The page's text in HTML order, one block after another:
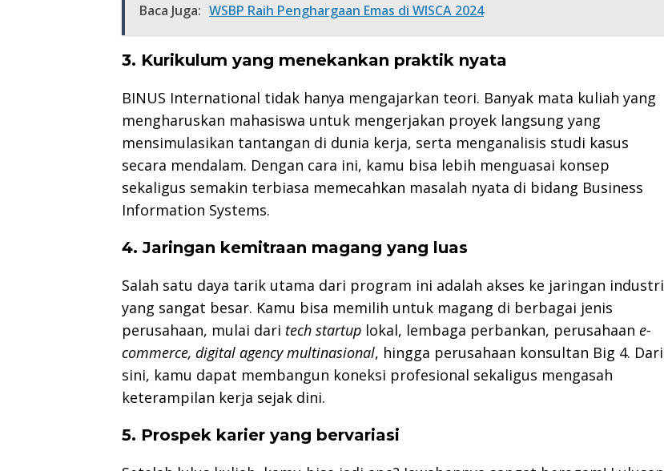
Baca Juga: WSBP Raih Penghargaan Emas di WISCA 2024
3. Kurikulum yang menekankan praktik nyata
BINUS International tidak hanya mengajarkan teori. Banyak mata kuliah yang
mengharuskan mahasiswa untuk mengerjakan proyek langsung yang
mensimulasikan tantangan di dunia kerja, serta menganalisis studi kasus
secara mendalam. Dengan cara ini, kamu bisa lebih menguasai konsep
sekaligus semakin terbiasa memecahkan masalah nyata di bidang Business
Information Systems.
4. Jaringan kemitraan magang yang luas
Salah satu daya tarik utama dari program ini adalah akses ke jaringan industri
yang sangat besar. Kamu bisa memilih untuk magang di berbagai jenis
perusahaan, mulai dari tech startup lokal, lembaga perbankan, perusahaan e-
commerce, digital agency multinasional, hingga perusahaan konsultan Big 4. Dari
sini, kamu dapat membangun koneksi profesional sekaligus mengasah
keterampilan kerja sejak dini.
5. Prospek karier yang bervariasi